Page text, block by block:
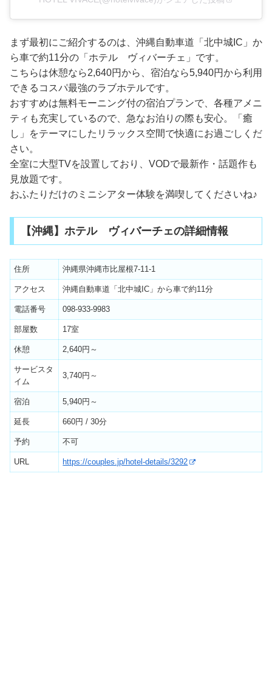
まず最初にご紹介するのは、沖縄自動車道「北中城IC」か
ら車で約11分の「ホテル ヴィバーチェ」です。
こちらは休憩なら2,640円から、宿泊なら5,940円から利用
できるコスパ最強のラブホテルです。
おすすめは無料モーニング付の宿泊プランで、各種アメニ
ティも充実しているので、急なお泊りの際も安心。「癒
し」をテーマにしたリラックス空間で快適にお過ごしくだ
さい。
全室に大型TVを設置しており、VODで最新作・話題作も
見放題です。
おふたりだけのミニシアター体験を満喫してくださいね♪
【沖縄】ホテル ヴィバーチェの詳細情報
住所 沖縄県沖縄市比屋根7-11-1
アクセス 沖縄自動車道「北中城IC」から車で約11分
電話番号 098-933-9983
部屋数 17室
休憩 2,640円～
サービスタ
イム
3,740円～
宿泊 5,940円～
延長 660円 / 30分
予約 不可
URL https://couples.jp/hotel-details/3292